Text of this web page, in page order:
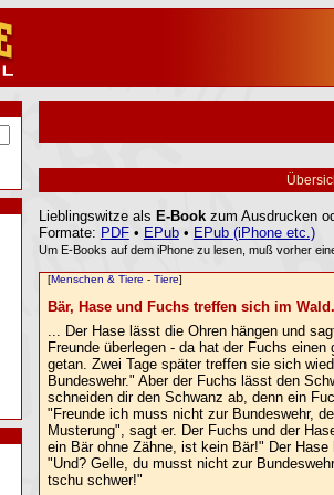
Lieblingswitze als E-Bookzum Ausdrucken
Formate: PDF• EPub• EPub (iPhone etc.)
Um E-Books auf dem iPhone zu lesen, muß vorher
[Menschen & Tiere - Tiere]
Bär, Hase und Fuchs treffen sich im
... Der Hase lässt die Ohren hängen und
Freunde überlegen - da hat der Fuchs
getan. Zwei Tage später treffen sie sich
Bundeswehr." Aber der Fuchs lässt den
schneiden dir den Schwanz ab, denn ein
"Freunde ich muss nicht zur Bundeswehr,
Musterung", sagt er. Der Fuchs und der
ein Bär ohne Zähne, ist kein Bär!" Der
"Und? Gelle, du musst nicht zur
tschu schwer!"